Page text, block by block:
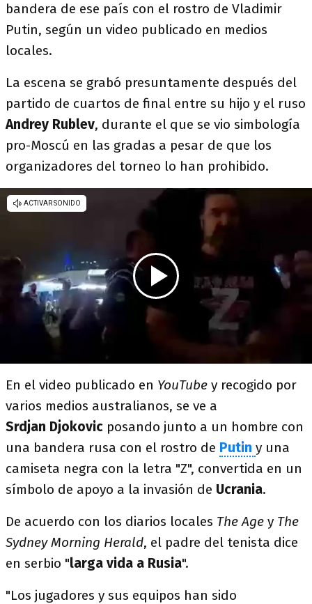
bandera de ese país con el rostro de Vladimir
Putin, según un video publicado en medios
locales.
La escena se grabó presuntamente después del
partido de cuartos de final entre su hijo y el ruso
Andrey Rublev, durante el que se vio simbología
pro-Moscú en las gradas a pesar de que los
organizadores del torneo lo han prohibido.
En el video publicado en YouTube y recogido por
varios medios australianos, se ve a
Srdjan Djokovic posando junto a un hombre con
una bandera rusa con el rostro de Putin y una
camiseta negra con la letra "Z", convertida en un
símbolo de apoyo a la invasión de Ucrania.
De acuerdo con los diarios locales The Age y The
Sydney Morning Herald, el padre del tenista dice
en serbio "larga vida a Rusia".
"Los jugadores y sus equipos han sido